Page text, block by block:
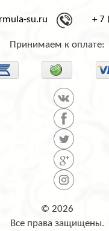
su.ru + 7
Принимаем к оплате:
© 2026
Все права защищены.